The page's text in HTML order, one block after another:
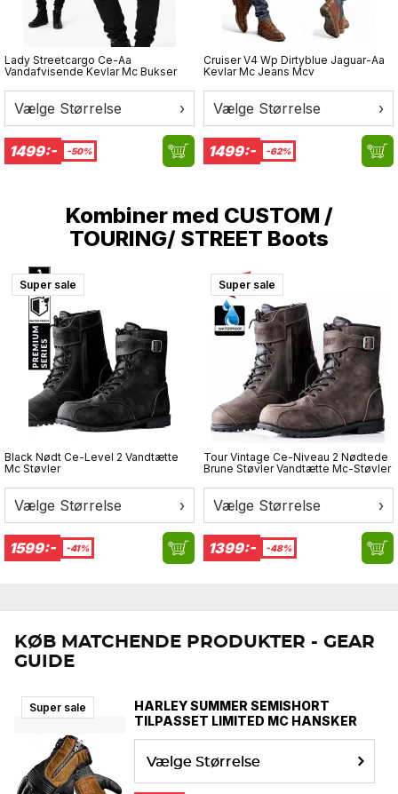
53-54 cm
55-56 cm
57-58 cm
L
59-60 cm
XXXL
65-66 cm
Lady Streetcargo Ce-Aa
Vandafvisende Kevlar Mc Bukser
Vælge Størrelse ›
1499:- -50%
Cruiser V4 Wp Dirtyblue Jaguar-Aa
Kevlar Mc Jeans Mcv
Vælge Størrelse ›
1499:- -62%
Kombiner med CUSTOM /
TOURING/ STREET Boots
Super sale
Black Nødt Ce-Level 2 Vandtætte
Mc Støvler
Vælge Størrelse ›
1599:- -41%
Super sale
Tour Vintage Ce-Niveau 2 Nødtede
Brune Støvler Vandtætte Mc-Støvler
Vælge Størrelse ›
1399:- -48%
KØB MATCHENDE PRODUKTER - GEAR
GUIDE
Super sale
HARLEY SUMMER SEMISHORT
TILPASSET LIMITED MC HANSKER
Vælge Størrelse